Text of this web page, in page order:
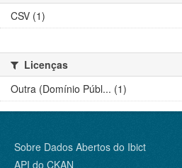
CSV (1)
Licenças
Outra (Domínio Públ... (1)
Sobre Dados Abertos do Ibict
API do CKAN